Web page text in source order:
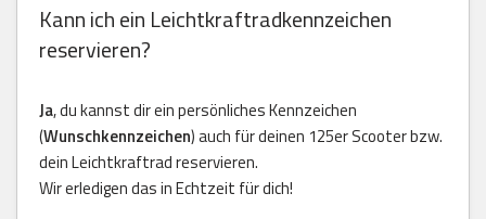
Kann ich ein Leichtkraftradkennzeichen
reservieren?
Ja, du kannst dir ein persönliches Kennzeichen
(Wunschkennzeichen) auch für deinen 125er Scooter bzw.
dein Leichtkraftrad reservieren.
Wir erledigen das in Echtzeit für dich!